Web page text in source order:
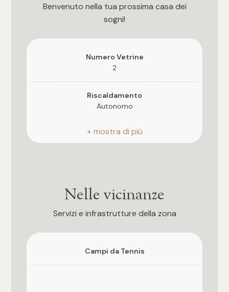
Benvenuto nella tua prossima casa dei
sogni!
Numero Vetrine
2
Riscaldamento
Autonomo
Posizione
Centrale
Nelle vicinanze
Servizi e infrastrutture della zona
Campi da Tennis
4